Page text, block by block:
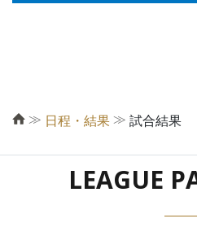
≫ 日程・結果 ≫ 試合結果
LEAGUE